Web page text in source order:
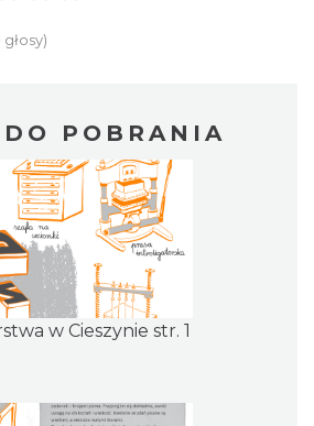
POBRANIA
w Cieszynie str. 1